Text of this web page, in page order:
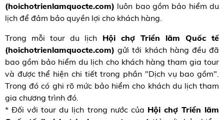
(hoichotrienlamquocte.com) luôn bao gồm bảo hiểm du
lịch để đảm bảo quyền lợi cho khách hàng.
Trong mỗi tour du lịch Hội chợ Triển lãm Quốc tế
(hoichotrienlamquocte.com) gửi tới khách hàng đều đã
bao gồm bảo hiểm du lịch cho khách hàng tham gia tour
và được thể hiện chi tiết trong phần "Dịch vụ bao gồm".
Trong đó có ghi rõ mức bảo hiểm cho khách du lịch tham
gia chương trình đó.
* Đối với tour du lịch trong nước của Hội chợ Triển lãm